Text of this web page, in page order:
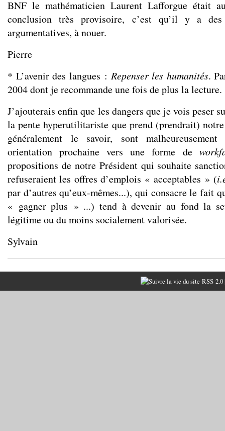
BNF le mathématicien Laurent Lafforgue était
conclusion très provisoire, c’est qu’il y a
argumentatives, à nouer.
Pierre
* L’avenir des langues : Repenser les humanités.
2004 dont je recommande une fois de plus la lecture.
J’ajouterais enfin que les dangers que je vois peser
la pente hyperutilitariste que prend (prendrait)
généralement le savoir, sont
orientation prochaine vers une forme de
propositions de notre Président qui souhaite
refuseraient les offres d’emplois « acceptables » (
par d’autres qu’eux-mêmes...), qui consacre le fait
« gagner plus » ...) tend à devenir au fond la
légitime ou du moins socialement valorisée.
Sylvain
RSS 2.0